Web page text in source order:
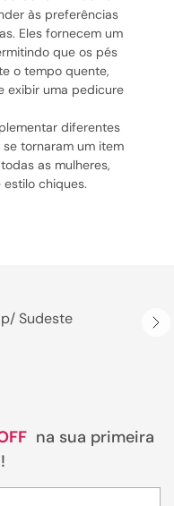
às preferências
Eles fornecem um
que os pés
o tempo quente,
exibir uma pedicure
diferentes
tornaram um item
as mulheres,
chiques.
Sudeste
na sua primeira